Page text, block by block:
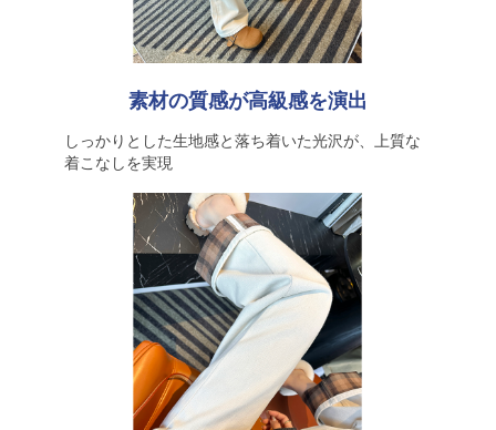
素材の質感が高級感を演出
しっかりとした生地感と落ち着いた光沢が、上質な
着こなしを実現